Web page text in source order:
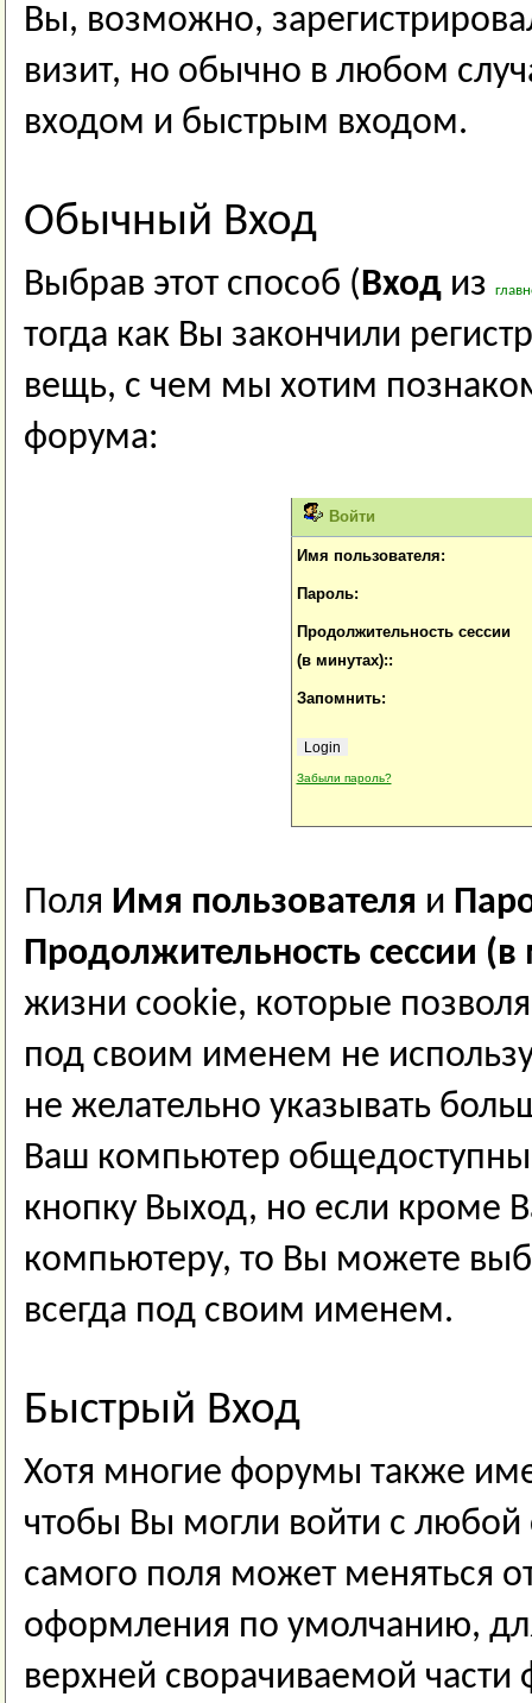
Вы, возможно,
визит, но обычно в любом
входом и быстрым входом.
Обычный Вход
Выбрав этот способ (Входиз
тогда как Вы закончили
вещь, с чем мы хотим
форума:
Войти
Имя пользователя:
Пароль:
Продолжительность сессии
(в минутах)::
Запомнить:
Забыли пароль?
Поля Имя пользователя и
Продолжительность сессии (в
жизни cookie, которые
под своим именем не
не желательно указывать
Ваш компьютер
кнопку Выход, но если кроме
компьютеру, то Вы можете
всегда под своим именем.
Быстрый Вход
Хотя многие форумы также
чтобы Вы могли войти с
самого поля может меняться
оформления по умолчанию,
верхней сворачиваемой